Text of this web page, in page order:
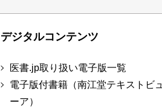
デジタルコンテンツ
医書.jp取り扱い電子版一覧
電子版付書籍（南江堂テキストビュ
ーア）